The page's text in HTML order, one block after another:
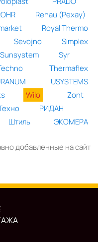
Rehau (Рехау)
Royal Thermo
Sevojno
Simplex
Sunsystem
Syr
Thermaflex
USYSTEMS
Wilo
Zont
РИДАН
Штиль
ЭКОМЕРА
добавленные на сайт